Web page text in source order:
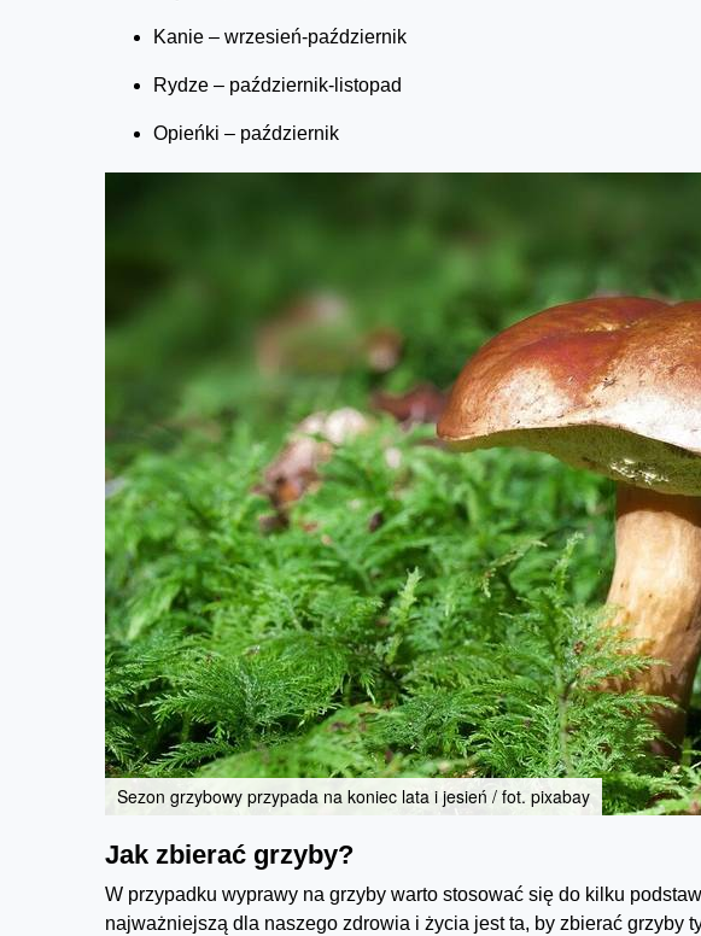
Kanie – wrzesień-październik
Rydze – październik-listopad
Opieńki – październik
Sezon grzybowy przypada na koniec lata i jesień / fot. pixabay
Jak zbierać grzyby?
W przypadku wyprawy na grzyby warto stosować się do kilku
najważniejszą dla naszego zdrowia i życia jest ta, by zbierać grzyby